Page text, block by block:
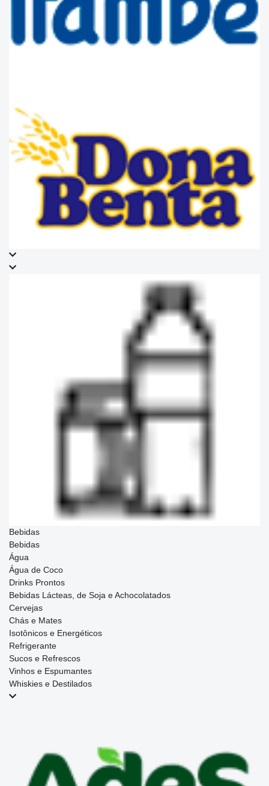
Bebidas
Bebidas
Água
Água de Coco
Drinks Prontos
Bebidas Lácteas, de Soja e Achocolatados
Cervejas
Chás e Mates
Isotônicos e Energéticos
Refrigerante
Sucos e Refrescos
Vinhos e Espumantes
Whiskies e Destilados